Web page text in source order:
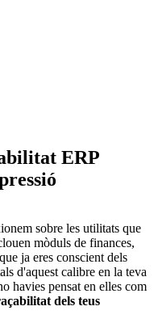
ERP
sobre les utilitats que
mòduls de finances,
ja eres conscient dels
d'aquest calibre en la teva
havies pensat en elles com
dels teus